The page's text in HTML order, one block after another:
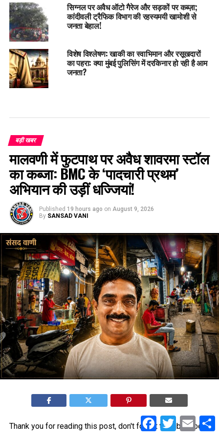
सिग्नल पर अवैध ऑटो गैरेज और सड़कों पर कब्ज़ा;
कांदीवली ट्रैफिक विभाग की रहस्यमयी खामोशी से
जनता बेहाल!
विशेष विश्लेषण: खाकी का स्वाभिमान और रसूखदारों
का पहरा: क्या मुंबई पुलिसिंग में दरकिनार हो रही है आम
जनता?
बड़ी खबर
मालवणी में फुटपाथ पर अवैध शावरमा स्टॉल
का कब्जा: BMC के ‘पादचारी प्रथम’
अभियान की उड़ीं धज्जियां!
Published 19 hours ago on August 9, 2026
By SANSAD VANI
Thank you for reading this post, don't forget to subscribe!
FacebookTwitterEmail